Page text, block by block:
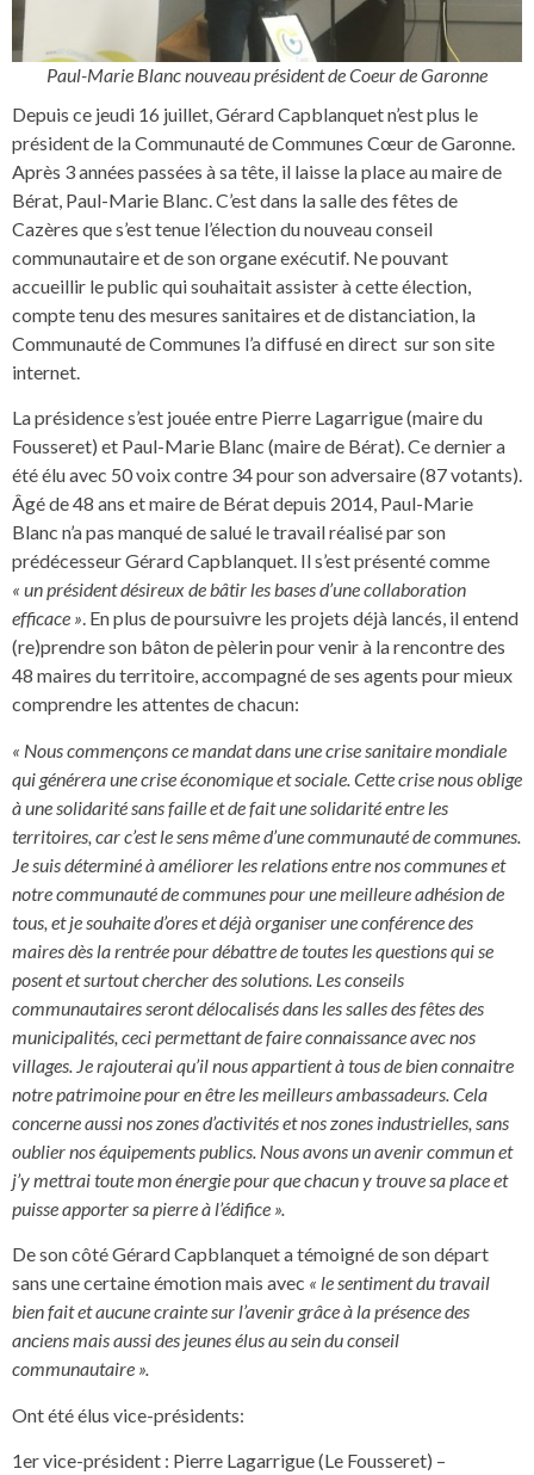
Paul-Marie Blanc nouveau président de Coeur de Garonne
Depuis ce jeudi 16 juillet, Gérard Capblanquet n’est plus le
président de la Communauté de Communes Cœur de Garonne.
Après 3 années passées à sa tête, il laisse la place au maire de
Bérat, Paul-Marie Blanc. C’est dans la salle des fêtes de
Cazères que s’est tenue l’élection du nouveau conseil
communautaire et de son organe exécutif. Ne pouvant
accueillir le public qui souhaitait assister à cette élection,
compte tenu des mesures sanitaires et de distanciation, la
Communauté de Communes l’a diffusé en direct sur son site
internet.
La présidence s’est jouée entre Pierre Lagarrigue (maire du
Fousseret) et Paul-Marie Blanc (maire de Bérat). Ce dernier a
été élu avec 50 voix contre 34 pour son adversaire (87 votants).
Âgé de 48 ans et maire de Bérat depuis 2014, Paul-Marie
Blanc n’a pas manqué de salué le travail réalisé par son
prédécesseur Gérard Capblanquet. Il s’est présenté comme
« un président désireux de bâtir les bases d’une collaboration
efficace ». En plus de poursuivre les projets déjà lancés, il entend
(re)prendre son bâton de pèlerin pour venir à la rencontre des
48 maires du territoire, accompagné de ses agents pour mieux
comprendre les attentes de chacun:
« Nous commençons ce mandat dans une crise sanitaire mondiale
qui générera une crise économique et sociale. Cette crise nous oblige
à une solidarité sans faille et de fait une solidarité entre les
territoires, car c’est le sens même d’une communauté de communes.
Je suis déterminé à améliorer les relations entre nos communes et
notre communauté de communes pour une meilleure adhésion de
tous, et je souhaite d’ores et déjà organiser une conférence des
maires dès la rentrée pour débattre de toutes les questions qui se
posent et surtout chercher des solutions. Les conseils
communautaires seront délocalisés dans les salles des fêtes des
municipalités, ceci permettant de faire connaissance avec nos
villages. Je rajouterai qu’il nous appartient à tous de bien connaitre
notre patrimoine pour en être les meilleurs ambassadeurs. Cela
concerne aussi nos zones d’activités et nos zones industrielles, sans
oublier nos équipements publics. Nous avons un avenir commun et
j’y mettrai toute mon énergie pour que chacun y trouve sa place et
puisse apporter sa pierre à l’édifice ».
De son côté Gérard Capblanquet a témoigné de son départ
sans une certaine émotion mais avec « le sentiment du travail
bien fait et aucune crainte sur l’avenir grâce à la présence des
anciens mais aussi des jeunes élus au sein du conseil
communautaire ».
Ont été élus vice-présidents:
1er vice-président : Pierre Lagarrigue (Le Fousseret) –